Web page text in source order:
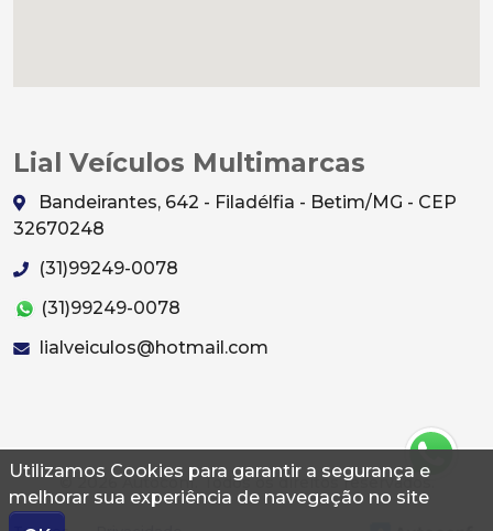
Utilizamos Cookies para garantir a segurança e
melhorar sua experiência de navegação no site
Lial Veículos Multimarcas
Bandeirantes, 642 - Filadélfia - Betim/MG - CEP
32670248
(31)99249-0078
(31)99249-0078
lialveiculos@hotmail.com
© 2026 Autoconf. Todos os direitos reservados.